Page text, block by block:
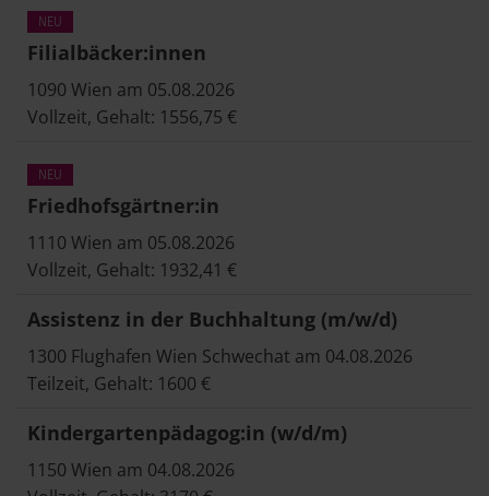
Filialbäcker:innen
1090 Wien am 05.08.2026
Vollzeit, Gehalt: 1556,75 €
Friedhofsgärtner:in
1110 Wien am 05.08.2026
Vollzeit, Gehalt: 1932,41 €
Assistenz in der Buchhaltung (m/w/d)
1300 Flughafen Wien Schwechat am 04.08.2026
Teilzeit, Gehalt: 1600 €
Kindergartenpädagog:in (w/d/m)
1150 Wien am 04.08.2026